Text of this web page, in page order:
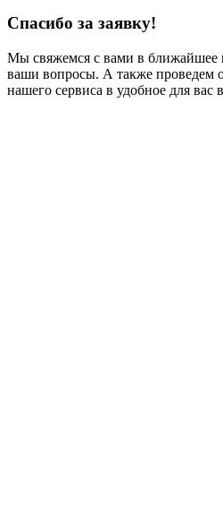
Спасибо за заявку!
Мы свяжемся с вами в ближайшее
ваши вопросы. А также проведем
нашего сервиса в удобное для вас